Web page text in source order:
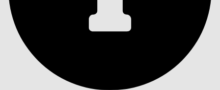
Zoeken